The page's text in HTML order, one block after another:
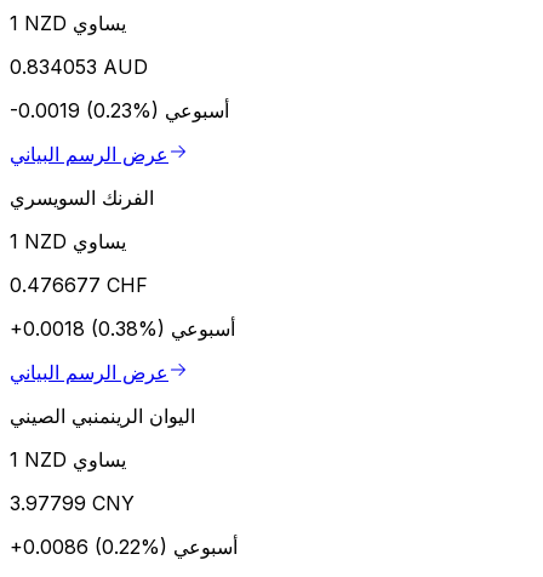
1 NZD يساوي
0.834053 AUD
-0.0019 (0.23%) أسبوعي
عرض الرسم البياني
الفرنك السويسري
1 NZD يساوي
0.476677 CHF
+0.0018 (0.38%) أسبوعي
عرض الرسم البياني
اليوان الرينمنبي الصيني
1 NZD يساوي
3.97799 CNY
+0.0086 (0.22%) أسبوعي